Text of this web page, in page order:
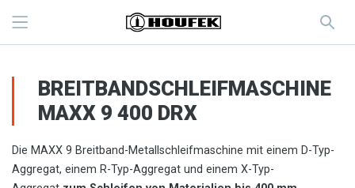
BREITBANDSCHLEIFMASCHINE
MAXX 9 400 DRX
Die MAXX 9 Breitband-Metallschleifmaschine mit einem D-Typ-
Aggregat, einem R-Typ-Aggregat und einem X-Typ-